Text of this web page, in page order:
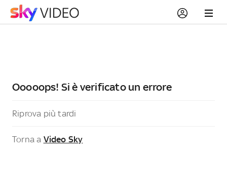
Ooooops! Si è verificato un errore
Riprova più tardi
Torna a Video Sky